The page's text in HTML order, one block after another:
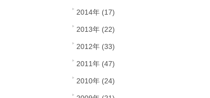
2014年 (17)
2013年 (22)
2012年 (33)
2011年 (47)
2010年 (24)